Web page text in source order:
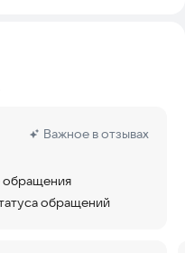
фото или видео и опишите
службы
Важное в отзывах
обращения
обращений